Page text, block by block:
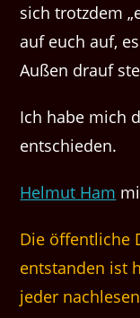
sich trotzdem
auf euch auf,
Außen drauf
Ich habe mich
entschieden.
Helmut Ham
Die öffentliche
entstanden ist
jeder